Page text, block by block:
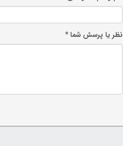
نظر یا پرسش شما *